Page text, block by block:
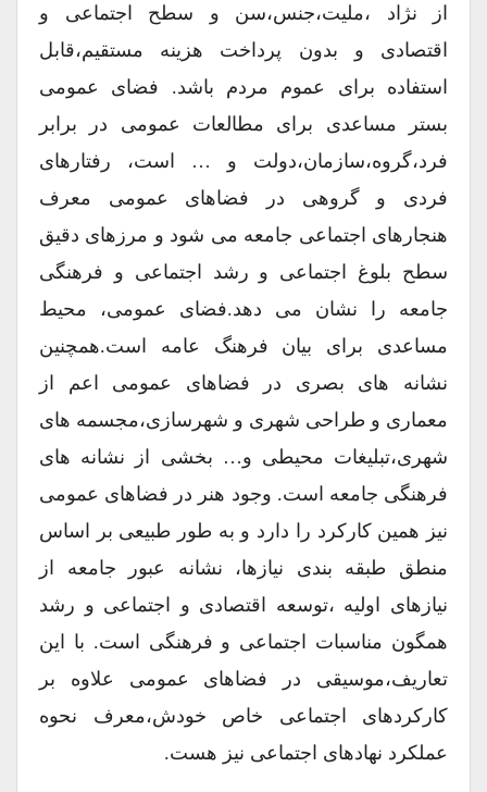
از نژاد ،ملیت،جنس،سن و سطح اجتماعی و
اقتصادی و بدون پرداخت هزینه مستقیم،قابل
استفاده برای عموم مردم باشد. فضای عمومی
بستر مساعدی برای مطالعات عمومی در برابر
فرد،گروه،سازمان،دولت و … است، رفتارهای
فردی و گروهی در فضاهای عمومی معرف
هنجارهای اجتماعی جامعه می شود و مرزهای دقیق
سطح بلوغ اجتماعی و رشد اجتماعی و فرهنگی
جامعه را نشان می دهد.فضای عمومی، محیط
مساعدی برای بیان فرهنگ عامه است.همچنین
نشانه های بصری در فضاهای عمومی اعم از
معماری و طراحی شهری و شهرسازی،مجسمه های
شهری،تبلیغات محیطی و… بخشی از نشانه های
فرهنگی جامعه است. وجود هنر در فضاهای عمومی
نیز همین کارکرد را دارد و به طور طبیعی بر اساس
منطق طبقه بندی نیازها، نشانه عبور جامعه از
نیازهای اولیه ،توسعه اقتصادی و اجتماعی و رشد
همگون مناسبات اجتماعی و فرهنگی است. با این
تعاریف،موسیقی در فضاهای عمومی علاوه بر
کارکردهای اجتماعی خاص خودش،معرف نحوه
عملکرد نهادهای اجتماعی نیز هست.